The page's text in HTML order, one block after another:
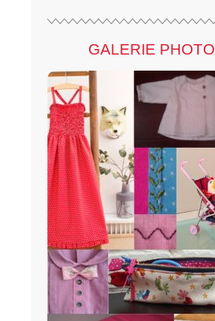
GALERIE PHOTO